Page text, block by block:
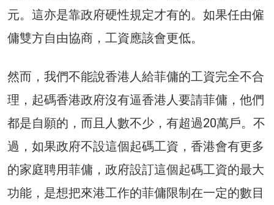
元。這亦是靠政府硬性規定才有的。如果任由僱
傭雙方自由協商，工資應該會更低。
然而，我們不能說香港人給菲傭的工資完全不合
理，起碼香港政府沒有逼香港人要請菲傭，他們
都是自願的，而且人數不少，有超過20萬戶。不
過，如果政府不設這個起碼工資，香港會有更多
的家庭聘用菲傭，政府設訂這個起碼工資的最大
功能，是想把來港工作的菲傭限制在一定的數目